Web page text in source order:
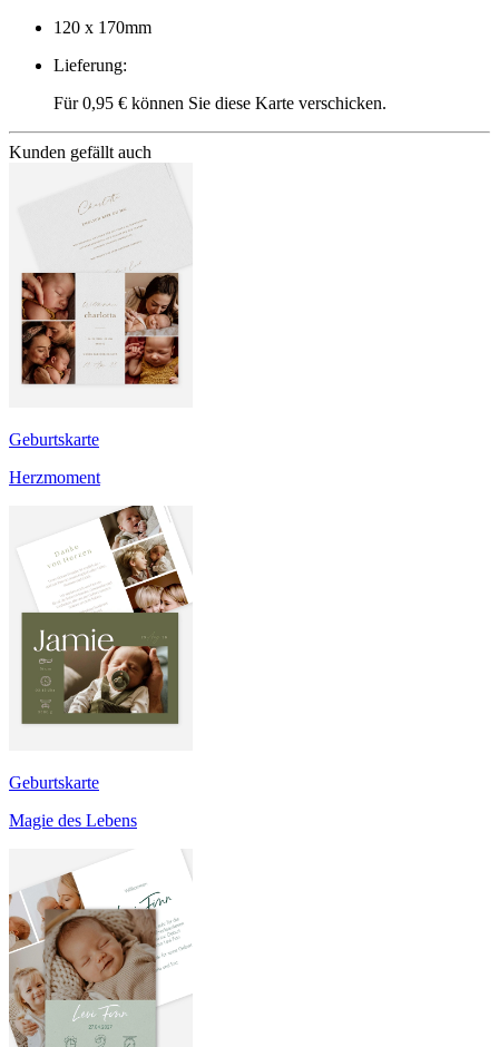
120 x 170mm
Lieferung:
Für 0,95 € können Sie diese Karte verschicken.
Kunden gefällt auch
Geburtskarte
Herzmoment
Geburtskarte
Magie des Lebens